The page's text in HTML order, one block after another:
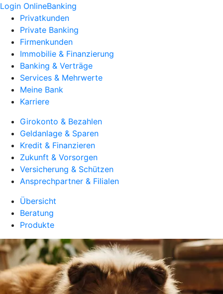
Login OnlineBanking
Privatkunden
Private Banking
Firmenkunden
Immobilie & Finanzierung
Banking & Verträge
Services & Mehrwerte
Meine Bank
Karriere
Girokonto & Bezahlen
Geldanlage & Sparen
Kredit & Finanzieren
Zukunft & Vorsorgen
Versicherung & Schützen
Ansprechpartner & Filialen
Übersicht
Beratung
Produkte